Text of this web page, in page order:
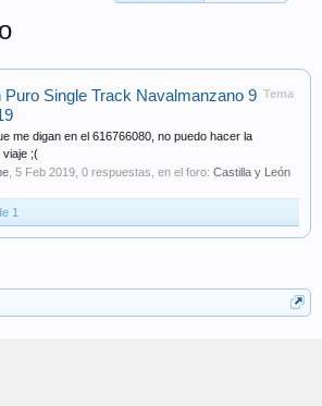
Tema
Puro Single Track Navalmanzano 9
me digan en el 616766080, no puedo hacer la
viaje ;(
5 Feb 2019 , 0 respuestas, en el foro: Castilla y León
1